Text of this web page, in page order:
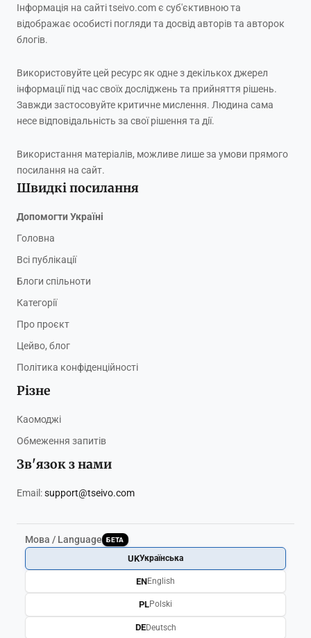
Інформація на сайті tseivo.com є суб'єктивною та
відображає особисті погляди та досвід авторів та авторок
блогів.
Використовуйте цей ресурс як одне з декількох джерел
інформації під час своїх досліджень та прийняття рішень.
Завжди застосовуйте критичне мислення. Людина сама
несе відповідальність за свої рішення та дії.
Використання матеріалів, можливе лише за умови прямого
посилання на сайт.
Швидкі посилання
Допомогти Україні
Головна
Всі публікації
Блоги спільноти
Категорії
Про проєкт
Цейво, блог
Політика конфіденційності
Різне
Каомоджі
Обмеження запитів
Зв'язок з нами
Email:support@tseivo.com
Мова / Language БЕТА
UKУкраїнська
ENEnglish
PLPolski
DEDeutsch